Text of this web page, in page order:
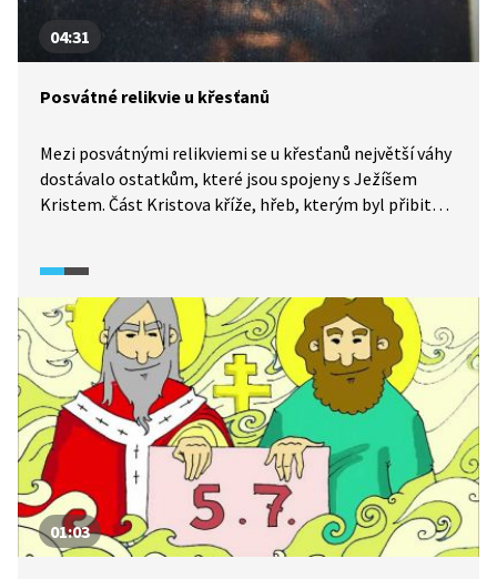
04:31
Posvátné relikvie u křesťanů
Mezi posvátnými relikviemi se u křesťanů největší váhy
dostávalo ostatkům, které jsou spojeny s Ježíšem
Kristem. Část Kristova kříže, hřeb, kterým byl přibit
Král Židů, najdeme v římské bazilice svatého Kříže
v Jeruzalémě. Patrně největší senzaci, diskuze a spory
však vyvolává Ježíšova relikvie Turínské plátno.
Tajemná relikvie krví potřísněného plátna s mužskou
postavou, jejíž rysy jsou evidentně poznamenány
podstoupeným mučením, nenechává spát vědce ani
historiky.
01:03